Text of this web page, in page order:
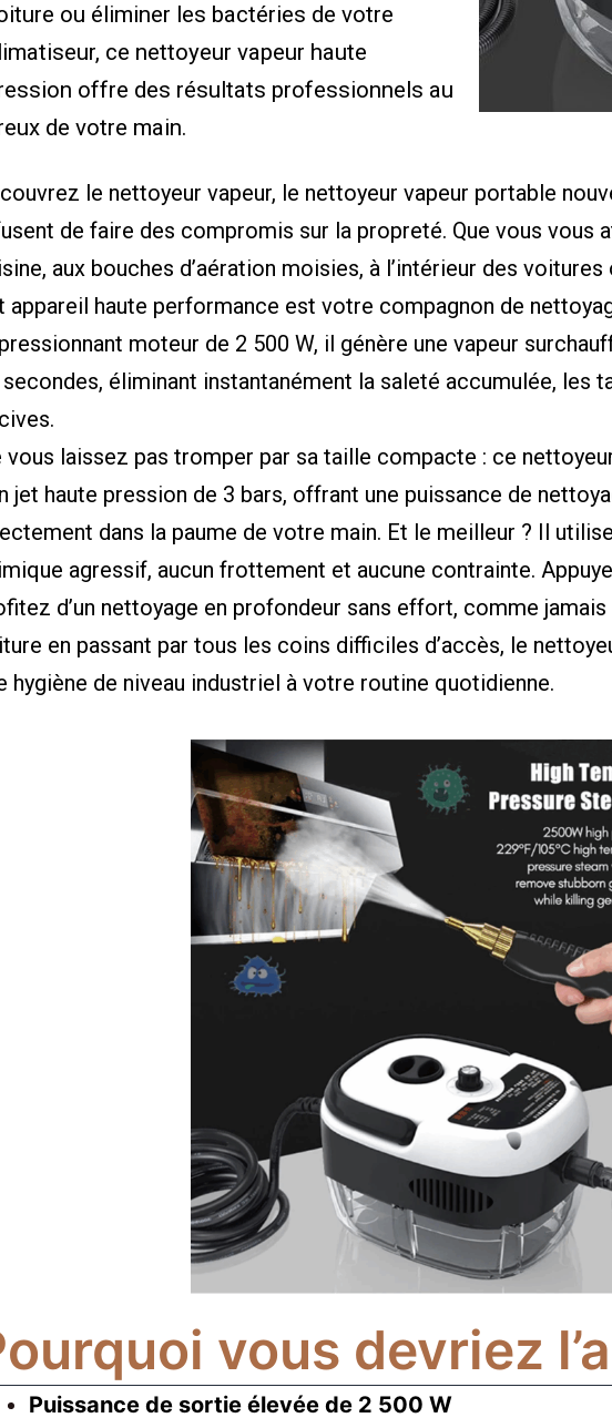
ou éliminer les bactéries de votre
ce nettoyeur vapeur haute
offre des résultats professionnels au
de votre main.
le nettoyeur vapeur, le nettoyeur vapeur portable
de faire des compromis sur la propreté. Que vous vous
aux bouches d’aération moisies, à l’intérieur des
appareil haute performance est votre compagnon de
moteur de 2 500 W, il génère une vapeur
éliminant instantanément la saleté accumulée, les
vous laissez pas tromper par sa taille compacte : ce
jet haute pression de 3 bars, offrant une puissance de
dans la paume de votre main. Et le meilleur ? Il
agressif, aucun frottement et aucune contrainte.
d’un nettoyage en profondeur sans effort, comme jamais
en passant par tous les coins difficiles d’accès, le
hygiène de niveau industriel à votre routine quotidienne.
vous devriez
Puissance de sortie élevée de 2 500 W